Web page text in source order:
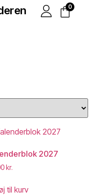
0
2027
kr.
til kurv